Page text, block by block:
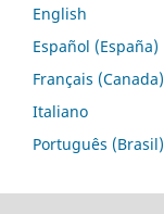
English
Español (España)
Français (Canada)
Italiano
Português (Brasil)